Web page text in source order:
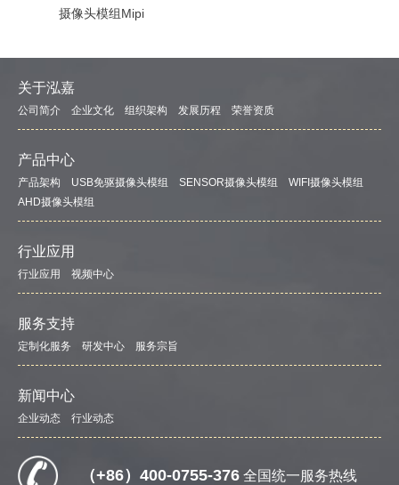
摄像头模组Mipi
关于泓嘉
公司简介 企业文化 组织架构 发展历程 荣誉资质
产品中心
产品架构 USB免驱摄像头模组 SENSOR摄像头模组
WIFI摄像头模组
AHD摄像头模组
行业应用
行业应用 视频中心
服务支持
定制化服务 研发中心 服务宗旨
新闻中心
企业动态 行业动态
（+86）400-0755-376 全国统一服务热线